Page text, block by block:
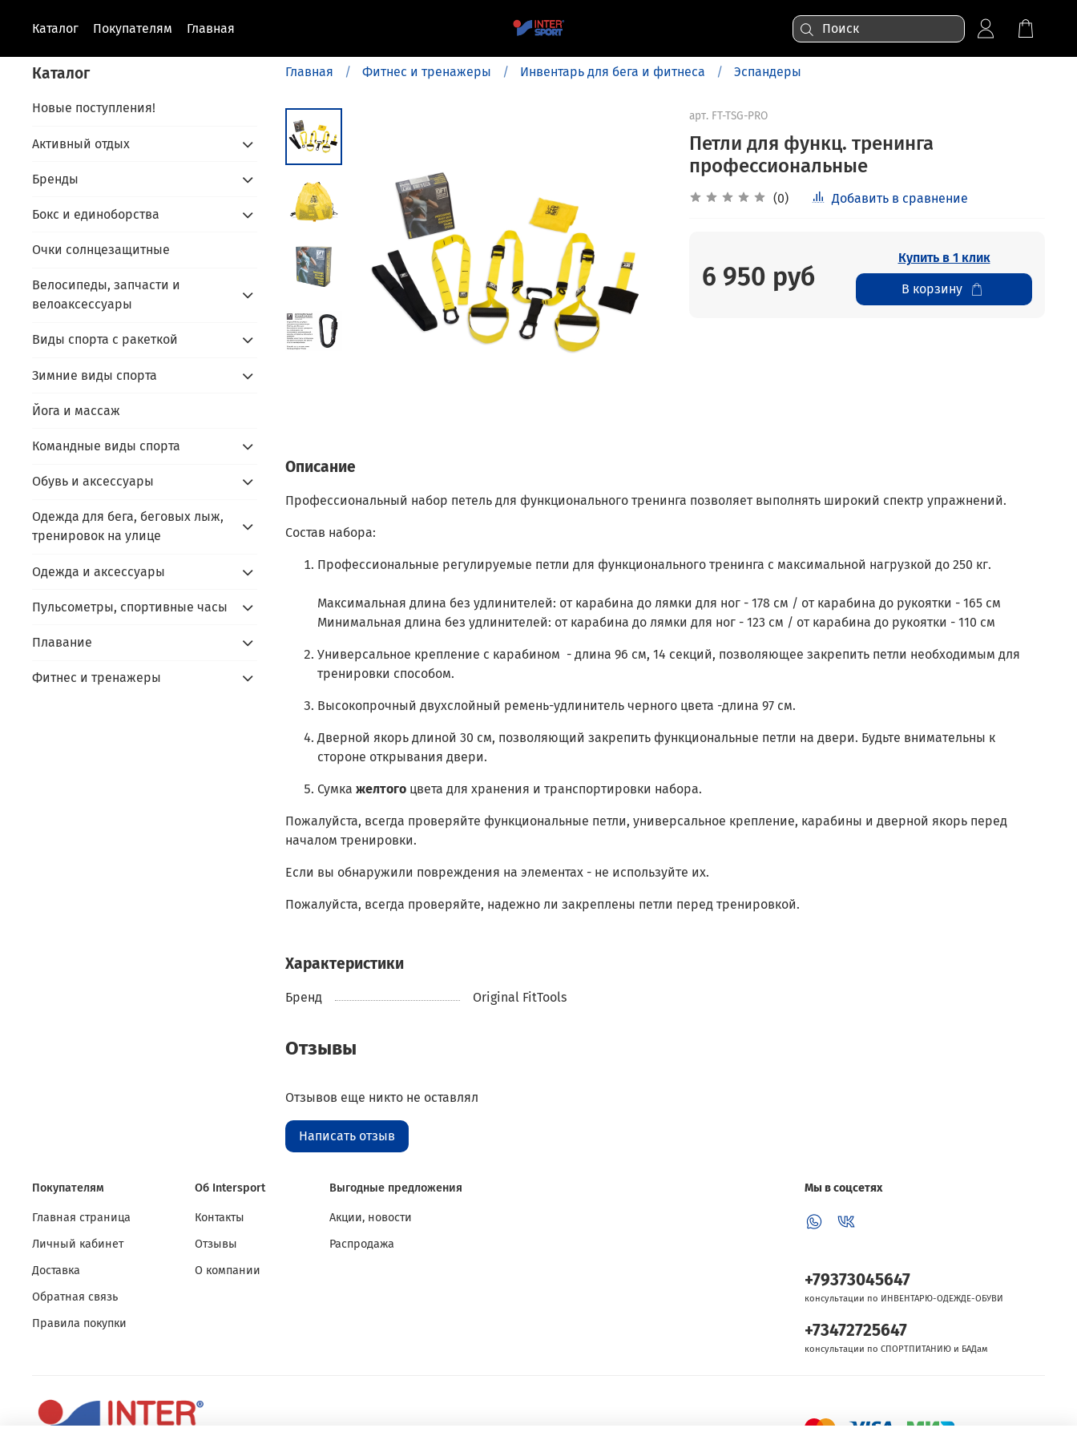
Каталог Покупателям Главная
Главная Фитнес и тренажеры Инвентарь для бега и фитнеса Эспандеры
арт. FT-TSG-PRO
Петли для функц. тренинга
профессиональные
(0) Добавить в сравнение
6 950 руб
Купить в 1 клик
В корзину
Описание
Профессиональный набор петель для функционального тренинга позволяет выполнять широкий спектр упражнений.
Состав набора:
Профессиональные регулируемые петли для функционального тренинга с максимальной нагрузкой до 250 кг.
Максимальная длина без удлинителей: от карабина до лямки для ног - 178 см / от карабина до рукоятки - 165 см
Минимальная длина без удлинителей: от карабина до лямки для ног - 123 см / от карабина до рукоятки - 110 см
Универсальное крепление с карабином - длина 96 см, 14 секций, позволяющее закрепить петли необходимым для
тренировки способом.
Высокопрочный двухслойный ремень-удлинитель черного цвета -длина 97 см.
Дверной якорь длиной 30 см, позволяющий закрепить функциональные петли на двери. Будьте внимательны к
стороне открывания двери.
Сумка желтогоцвета для хранения и транспортировки набора.
Пожалуйста, всегда проверяйте функциональные петли, универсальное крепление, карабины и дверной якорь перед
началом тренировки.
Если вы обнаружили повреждения на элементах - не используйте их.
Пожалуйста, всегда проверяйте, надежно ли закреплены петли перед тренировкой.
Характеристики
Бренд Original FitTools
Отзывы
Отзывов еще никто не оставлял
Написать отзыв
Каталог
Новые поступления!
Активный отдых
Бренды
Бокс и единоборства
Очки солнцезащитные
Велосипеды, запчасти и
велоаксессуары
Виды спорта с ракеткой
Зимние виды спорта
Йога и массаж
Командные виды спорта
Обувь и аксессуары
Одежда для бега, беговых лыж,
тренировок на улице
Одежда и аксессуары
Пульсометры, спортивные часы
Плавание
Фитнес и тренажеры
Покупателям
Главная страница
Личный кабинет
Доставка
Обратная связь
Правила покупки
Об Intersport
Контакты
Отзывы
О компании
Выгодные предложения
Акции, новости
Распродажа
Мы в соцсетях
+79373045647
консультации по ИНВЕНТАРЮ-ОДЕЖДЕ-ОБУВИ
+73472725647
консультации по СПОРТПИТАНИЮ и БАДам